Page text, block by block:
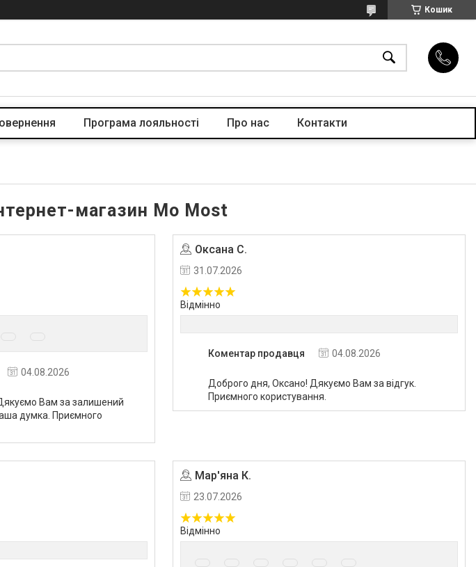
Кошик
Програма лояльності Про нас Контакти
магазин Mo Most
04.08.2026
Вам за залишений
думка. Приємного
Оксана С.
31.07.2026
Відмінно
Коментар продавця 04.08.2026
Доброго дня, Оксано! Дякуємо Вам за відгук.
Приємного користування.
Мар'яна К.
23.07.2026
Відмінно